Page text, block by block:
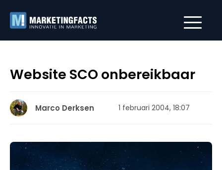
Website SCO onbereikbaar
Marco Derksen 1 februari 2004, 18:07